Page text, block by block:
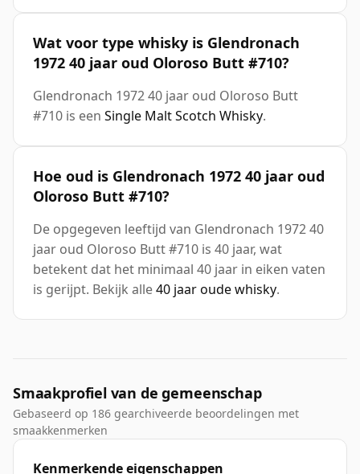
Wat voor type whisky is Glendronach
1972 40 jaar oud Oloroso Butt #710?
Glendronach 1972 40 jaar oud Oloroso Butt
#710 is een Single Malt Scotch Whisky.
Hoe oud is Glendronach 1972 40 jaar oud
Oloroso Butt #710?
De opgegeven leeftijd van Glendronach 1972 40
jaar oud Oloroso Butt #710 is 40 jaar, wat
betekent dat het minimaal 40 jaar in eiken vaten
is gerijpt. Bekijk alle40 jaar oude whisky.
Smaakprofiel van de gemeenschap
Gebaseerd op 186 gearchiveerde beoordelingen met
smaakkenmerken
Kenmerkende eigenschappen